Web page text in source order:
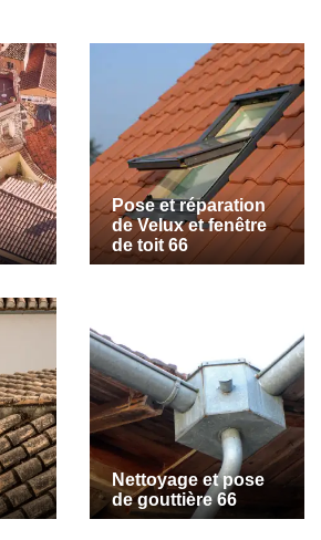
Pose et réparation
de Velux et fenêtre
de toit 66
Nettoyage et pose
de gouttière 66